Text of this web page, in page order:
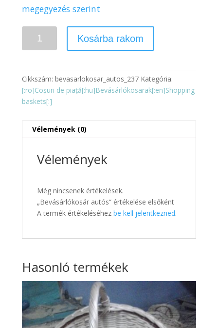
megegyezés szerint
Kosárba rakom
Cikkszám: bevasarlokosar_autos_237 Kategória:
[:ro]Coșuri de piață[:hu]Bevásárlókosarak[:en]Shopping
baskets[:]
Vélemények (0)
Vélemények
Még nincsenek értékelések.
„Bevásárlókosár autós” értékelése elsőként
A termék értékeléséhez be kell jelentkezned.
Hasonló termékek